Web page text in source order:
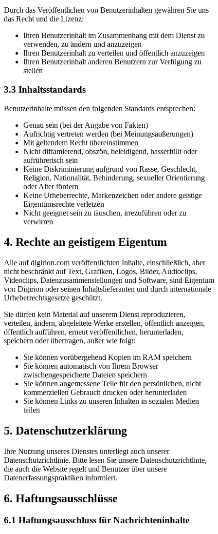
Durch das Veröffentlichen von Benutzerinhalten gewähren Sie uns
das Recht und die Lizenz:
Ihren Benutzerinhalt im Zusammenhang mit dem Dienst zu
verwenden, zu ändern und anzuzeigen
Ihren Benutzerinhalt zu verteilen und öffentlich anzuzeigen
Ihren Benutzerinhalt anderen Benutzern zur Verfügung zu
stellen
3.3 Inhaltsstandards
Benutzerinhalte müssen den folgenden Standards entsprechen:
Genau sein (bei der Angabe von Fakten)
Aufrichtig vertreten werden (bei Meinungsäußerungen)
Mit geltendem Recht übereinstimmen
Nicht diffamierend, obszön, beleidigend, hasserfüllt oder
aufrührerisch sein
Keine Diskriminierung aufgrund von Rasse, Geschlecht,
Religion, Nationalität, Behinderung, sexueller Orientierung
oder Alter fördern
Keine Urheberrechte, Markenzeichen oder andere geistige
Eigentumsrechte verletzen
Nicht geeignet sein zu täuschen, irrezuführen oder zu
verwirren
4. Rechte an geistigem Eigentum
Alle auf digirion.com veröffentlichten Inhalte, einschließlich, aber
nicht beschränkt auf Text, Grafiken, Logos, Bilder, Audioclips,
Videoclips, Datenzusammenstellungen und Software, sind Eigentum
von Digirion oder seinen Inhaltslieferanten und durch internationale
Urheberrechtsgesetze geschützt.
Sie dürfen kein Material auf unserem Dienst reproduzieren,
verteilen, ändern, abgeleitete Werke erstellen, öffentlich anzeigen,
öffentlich aufführen, erneut veröffentlichen, herunterladen,
speichern oder übertragen, außer wie folgt:
Sie können vorübergehend Kopien im RAM speichern
Sie können automatisch von Ihrem Browser
zwischengespeicherte Dateien speichern
Sie können angemessene Teile für den persönlichen, nicht
kommerziellen Gebrauch drucken oder herunterladen
Sie können Links zu unseren Inhalten in sozialen Medien
teilen
5. Datenschutzerklärung
Ihre Nutzung unseres Dienstes unterliegt auch unserer
Datenschutzrichtlinie. Bitte lesen Sie unsere Datenschutzrichtlinie,
die auch die Website regelt und Benutzer über unsere
Datenerfassungspraktiken informiert.
6. Haftungsausschlüsse
6.1 Haftungsausschluss für Nachrichteninhalte